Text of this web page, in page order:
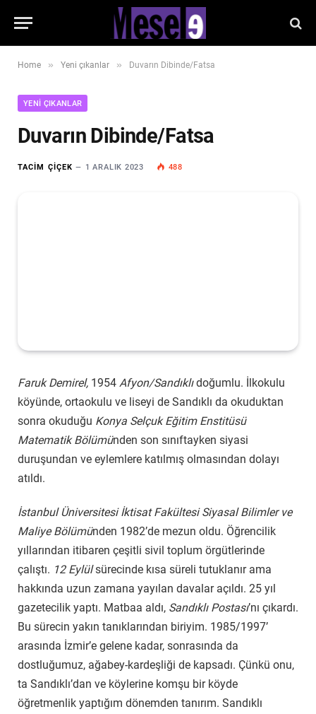
Home » Yeni çıkanlar » Duvarın Dibinde/Fatsa
YENI ÇIKANLAR
Duvarın Dibinde/Fatsa
TACIM ÇIÇEK 1 ARALIK 2023 488
Faruk Demirel, 1954 Afyon/Sandıklıdoğumlu. İlkokulu
köyünde, ortaokulu ve liseyi de Sandıklı da okuduktan
sonra okuduğu Konya Selçuk Eğitim Enstitüsü
Matematik Bölümünden son sınıftayken siyasi
duruşundan ve eylemlere katılmış olmasından dolayı
atıldı.
İstanbul Üniversitesi İktisat Fakültesi Siyasal Bilimler ve
Maliye Bölümünden 1982’de mezun oldu. Öğrencilik
yıllarından itibaren çeşitli sivil toplum örgütlerinde
çalıştı. 12 Eylülsürecinde kısa süreli tutuklanır ama
hakkında uzun zamana yayılan davalar açıldı. 25 yıl
gazetecilik yaptı. Matbaa aldı, Sandıklı Postası’nı çıkardı.
Bu sürecin yakın tanıklarından biriyim. 1985/1997’
arasında İzmir’e gelene kadar, sonrasında da
dostluğumuz, ağabey-kardeşliği de kapsadı. Çünkü onu,
ta Sandıklı’dan ve köylerine komşu bir köyde
öğretmenlik yaptığım dönemden tanırım. Sandıklı